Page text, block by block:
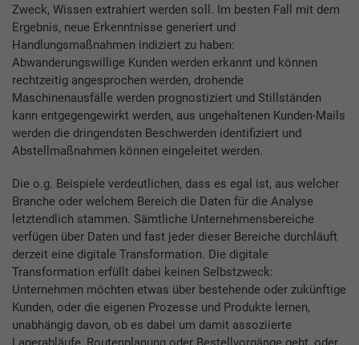
Zweck, Wissen extrahiert werden soll. Im besten Fall mit dem
Ergebnis, neue Erkenntnisse generiert und
Handlungsmaßnahmen indiziert zu haben:
Abwanderungswillige Kunden werden erkannt und können
rechtzeitig angesprochen werden, drohende
Maschinenausfälle werden prognostiziert und Stillständen
kann entgegengewirkt werden, aus ungehaltenen Kunden-Mails
werden die dringendsten Beschwerden identifiziert und
Abstellmaßnahmen können eingeleitet werden.
Die o.g. Beispiele verdeutlichen, dass es egal ist, aus welcher
Branche oder welchem Bereich die Daten für die Analyse
letztendlich stammen. Sämtliche Unternehmensbereiche
verfügen über Daten und fast jeder dieser Bereiche durchläuft
derzeit eine digitale Transformation. Die digitale
Transformation erfüllt dabei keinen Selbstzweck:
Unternehmen möchten etwas über bestehende oder zukünftige
Kunden, oder die eigenen Prozesse und Produkte lernen,
unabhängig davon, ob es dabei um damit assoziierte